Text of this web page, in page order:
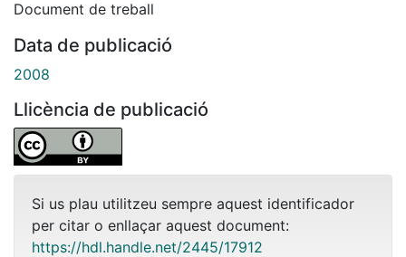
Document de treball
Data de publicació
2008
Llicència de publicació
Si us plau utilitzeu sempre aquest identificador
per citar o enllaçar aquest document:
https://hdl.handle.net/2445/17912